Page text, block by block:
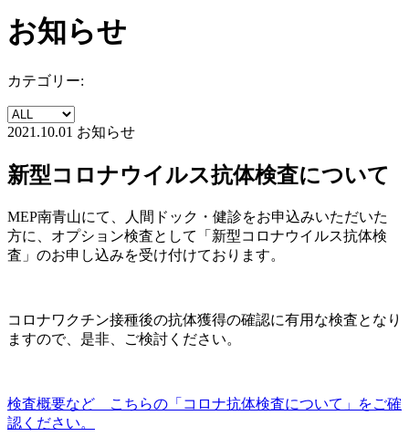
お知らせ
カテゴリー:
2021.10.01 お知らせ
新型コロナウイルス抗体検査について
MEP南青山にて、人間ドック・健診をお申込みいただいた
方に、オプション検査として「新型コロナウイルス抗体検
査」のお申し込みを受け付けております。
コロナワクチン接種後の抗体獲得の確認に有用な検査となり
ますので、是非、ご検討ください。
検査概要など こちらの「コロナ抗体検査について」をご確
認ください。